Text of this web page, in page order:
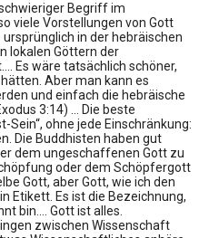
Begriff im
viele Vorstellungen von Gott
in der hebräischen
lokalen Göttern der
Es wäre tatsächlich schöner,
Aber man kann es
und einfach die hebräische
3:14) … Die beste
Sein“, ohne jede Einschränkung:
Die Buddhisten haben gut
dem ungeschaffenen Gott zu
oder dem Schöpfergott
Gott, aber Gott, wie ich den
Etikett. Es ist die Bezeichnung,
bin…. Gott ist alles.
zwischen Wissenschaft